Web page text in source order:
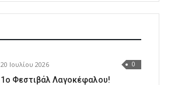
20 Ιουλίου 2026 0
1o Φεστιβάλ Λαγοκέφαλου!